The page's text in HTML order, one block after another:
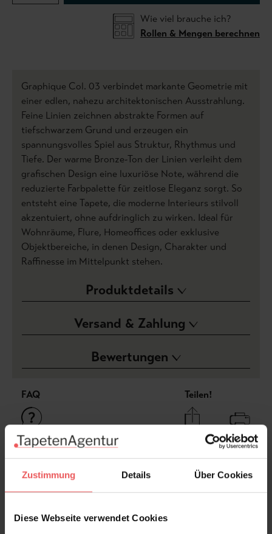
Zustimmung Details Über Cookies
Diese Webseite verwendet Cookies
Wie viel brauche ich?
Rollen & Mengen berechnen
Graphique Col. 03 verbindet markante Geometrie mit
einer edlen, nahezu architektonischen Ausstrahlung.
Feine Linien zeichnen abstrakte Formen auf
tiefschwarzem Grund und erzeugen ein
spannungsvolles Spiel aus Struktur, Rhythmus und
Tiefe. Der warme Bronze-Ton der Linien verleiht dem
grafischen Design eine luxuriöse Note, während die
reduzierte Farbpalette für zeitlose Eleganz sorgt. So
entsteht eine Tapete, die moderne Interieurs stilvoll
akzentuiert, ohne aufdringlich zu wirken. Ideal für
Wohnräume, Flure, Homeoffices oder exklusive
Objektbereiche, in denen Design, Charakter und
Raffinesse im Mittelpunkt stehen.
Produktdetails
Versand & Zahlung
Bewertungen
FAQ Teilen!
Frage stellen